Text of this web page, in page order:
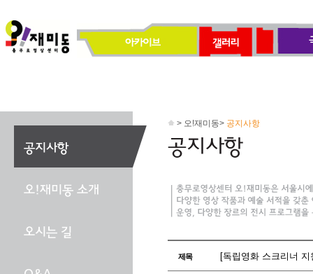
> 오!재미동> 공지사항
제목 [독립영화 스크리너